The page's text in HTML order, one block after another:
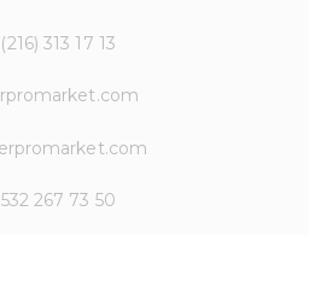
313 17 13
267 73 50